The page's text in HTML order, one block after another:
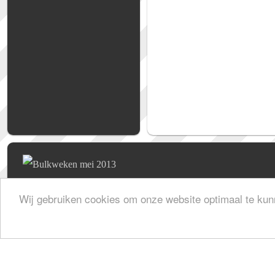
Wij gebruiken cookies om onze website optimaal te